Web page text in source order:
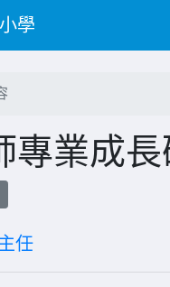
學
專業成
任